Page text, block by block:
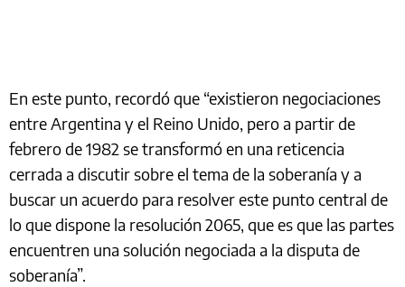
En este punto, recordó que “existieron negociaciones
entre Argentina y el Reino Unido, pero a partir de
febrero de 1982 se transformó en una reticencia
cerrada a discutir sobre el tema de la soberanía y a
buscar un acuerdo para resolver este punto central de
lo que dispone la resolución 2065, que es que las partes
encuentren una solución negociada a la disputa de
soberanía”.